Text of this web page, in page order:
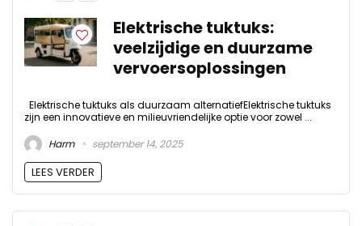
Elektrische tuktuks:
veelzijdige en duurzame
vervoersoplossingen
Elektrische tuktuks als duurzaam alternatiefElektrische tuktuks
zijn een innovatieve en milieuvriendelijke optie voor zowel ...
Harm
september 14, 2025
LEES VERDER